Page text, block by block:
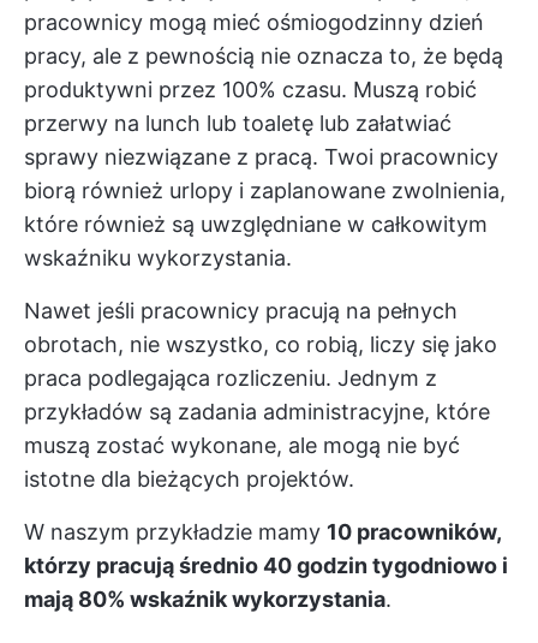
pracownicy mogą mieć ośmiogodzinny dzień
pracy, ale z pewnością nie oznacza to, że będą
produktywni przez 100% czasu. Muszą robić
przerwy na lunch lub toaletę lub załatwiać
sprawy niezwiązane z pracą. Twoi pracownicy
biorą również urlopy i zaplanowane zwolnienia,
które również są uwzględniane w całkowitym
wskaźniku wykorzystania.
Nawet jeśli pracownicy pracują na pełnych
obrotach, nie wszystko, co robią, liczy się jako
praca podlegająca rozliczeniu. Jednym z
przykładów są zadania administracyjne, które
muszą zostać wykonane, ale mogą nie być
istotne dla bieżących projektów.
W naszym przykładzie mamy 10 pracowników,
którzy pracują średnio 40 godzin tygodniowo i
mają 80% wskaźnik wykorzystania.